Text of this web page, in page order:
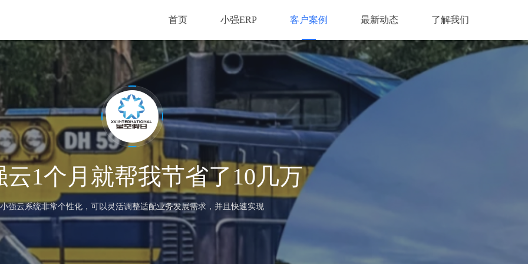
首页 小强ERP 客户案例 最新动态 了解我们
云1个月就帮我节省了10几万
小强云系统非常个性化，可以灵活调整适配业务发展需求，并且快速实现